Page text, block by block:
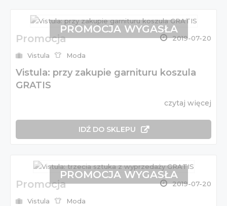
Promocja 2019-07-20
Vistula Moda
Vistula: przy zakupie garnituru koszula
GRATIS
czytaj więcej
IDŹ DO SKLEPU
PROMOCJA WYGASŁA
Promocja 2019-07-20
Vistula Moda
PROMOCJA WYGASŁA